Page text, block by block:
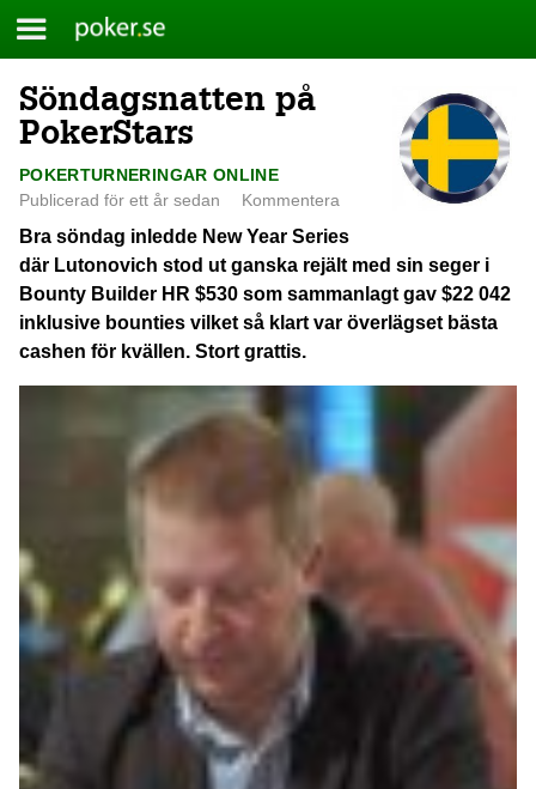
Skip
to
Meny
Poker.se
Söndagsnatten på
PokerStars
POKERTURNERINGAR ONLINE
Publicerad för ett år sedan
Kommentera
Bra söndag inledde New Year Series
där Lutonovich stod ut ganska rejält med sin seger i
Bounty Builder HR $530 som sammanlagt gav $22 042
inklusive bounties vilket så klart var överlägset bästa
cashen för kvällen. Stort grattis.